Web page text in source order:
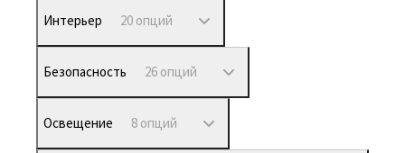
Интерьер 20 опций
Безопасность 26 опций
Освещение 8 опций